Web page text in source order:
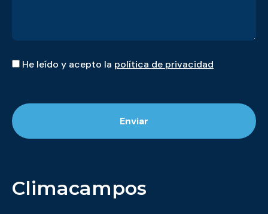
He leído y acepto la política de privacidad
Enviar
Climacampos